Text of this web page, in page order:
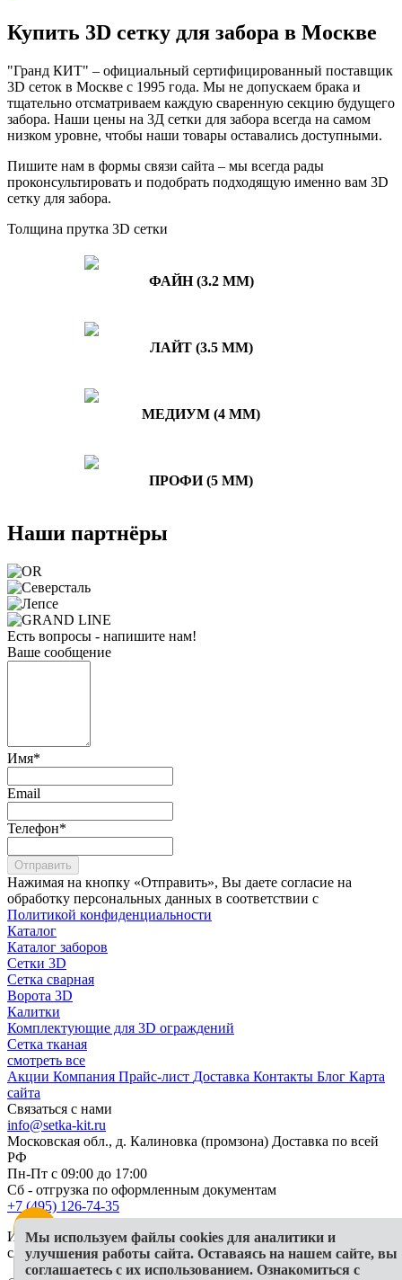
Купить 3D сетку для забора в Москве
"Гранд КИТ" – официальный сертифицированный поставщик
3D сеток в Москве c 1995 года. Мы не допускаем брака и
тщательно отсматриваем каждую сваренную секцию будущего
забора. Наши цены на 3Д сетки для забора всегда на самом
низком уровне, чтобы наши товары оставались доступными.
Пишите нам в формы связи сайта – мы всегда рады
проконсультировать и подобрать подходящую именно вам 3D
сетку для забора.
Толщина прутка 3D сетки
ФАЙН (3.2 ММ)
ЛАЙТ (3.5 ММ)
МЕДИУМ (4 ММ)
ПРОФИ (5 ММ)
Наши партнёры
Есть вопросы - напишите нам!
Ваше сообщение
Имя*
Email
Телефон*
Отправить
Нажимая на кнопку «Отправить», Вы даете согласие на
обработку персональных данных в соответствии с
Политикой конфиденциальности
Каталог
Каталог заборов
Сетки 3D
Сетка сварная
Ворота 3D
Калитки
Комплектующие для 3D ограждений
Сетка тканая
смотреть все
Акции Компания Прайс-лист Доставка Контакты Блог Карта
сайта
Связаться с нами
info@setka-kit.ru
Московская обл., д. Калиновка (промзона) Доставка по всей
РФ
Пн-Пт с 09:00 до 17:00
Сб - отгрузка по оформленным документам
+7 (495) 126-74-35
Информация, представленная на сайте, в исключительных
случаях может отличаться от действительности
Мы используем файлы cookies для аналитики и
улучшения работы сайта. Оставаясь на нашем сайте, вы
соглашаетесь с их использованием. Ознакомиться с